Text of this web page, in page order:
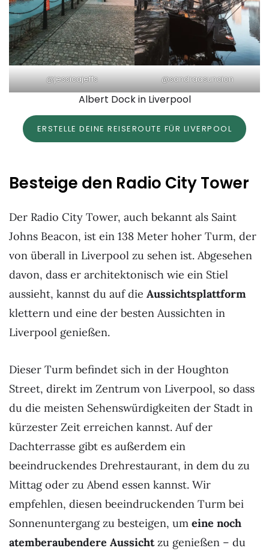
@jessicajeffs @sandraasuncion
Albert Dock in Liverpool
ERSTELLE DEINE REISEROUTE FÜR LIVERPOOL
Besteige den Radio City Tower
Der Radio City Tower, auch bekannt als Saint
Johns Beacon, ist ein 138 Meter hoher Turm, der
von überall in Liverpool zu sehen ist. Abgesehen
davon, dass er architektonisch wie ein Stiel
aussieht, kannst du auf die Aussichtsplattform
klettern und eine der besten Aussichten in
Liverpool genießen.
Dieser Turm befindet sich in der Houghton
Street, direkt im Zentrum von Liverpool, so dass
du die meisten Sehenswürdigkeiten der Stadt in
kürzester Zeit erreichen kannst. Auf der
Dachterrasse gibt es außerdem ein
beeindruckendes Drehrestaurant, in dem du zu
Mittag oder zu Abend essen kannst. Wir
empfehlen, diesen beeindruckenden Turm bei
Sonnenuntergang zu besteigen, um eine noch
atemberaubendere Aussichtzu genießen – du